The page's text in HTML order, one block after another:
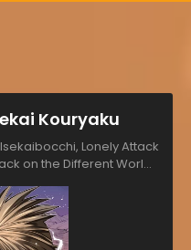
Kouryaku
Isekaibocchi, Lonely Attack
on the Different World,
りぼっちの異世界攻略, 独自
攻略, 외톨이의 이세계 공략